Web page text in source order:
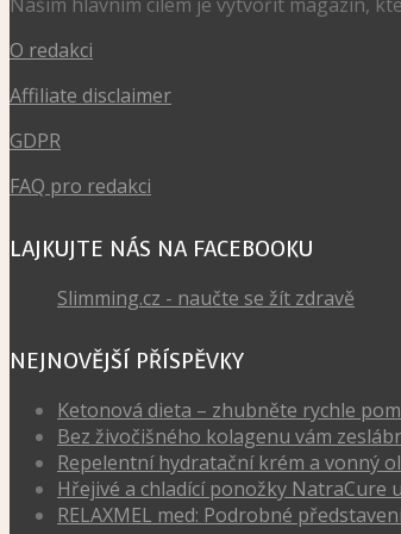
O redakci
Affiliate disclaimer
GDPR
FAQ pro redakci
LAJKUJTE NÁS NA FACEBOOKU
Slimming.cz - naučte se žít zdravě
NEJNOVĚJŠÍ PŘÍSPĚVKY
Ketonová dieta – zhubněte rychle
Bez živočišného kolagenu vám
Repelentní hydratační krém a vonný
Hřejivé a chladící ponožky NatraCure
RELAXMEL med: Podrobné